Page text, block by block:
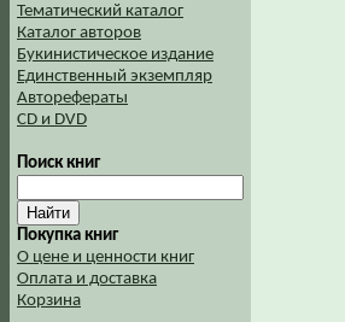
Тематический каталог
Каталог авторов
Букинистическое издание
Единственный экземпляр
Авторефераты
CD и DVD
Поиск книг
Покупка книг
О цене и ценности книг
Оплата и доставка
Корзина